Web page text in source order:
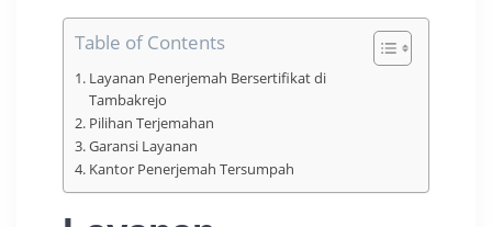
Table of Contents
Layanan Penerjemah Bersertifikat di
Tambakrejo
Pilihan Terjemahan
Garansi Layanan
Kantor Penerjemah Tersumpah